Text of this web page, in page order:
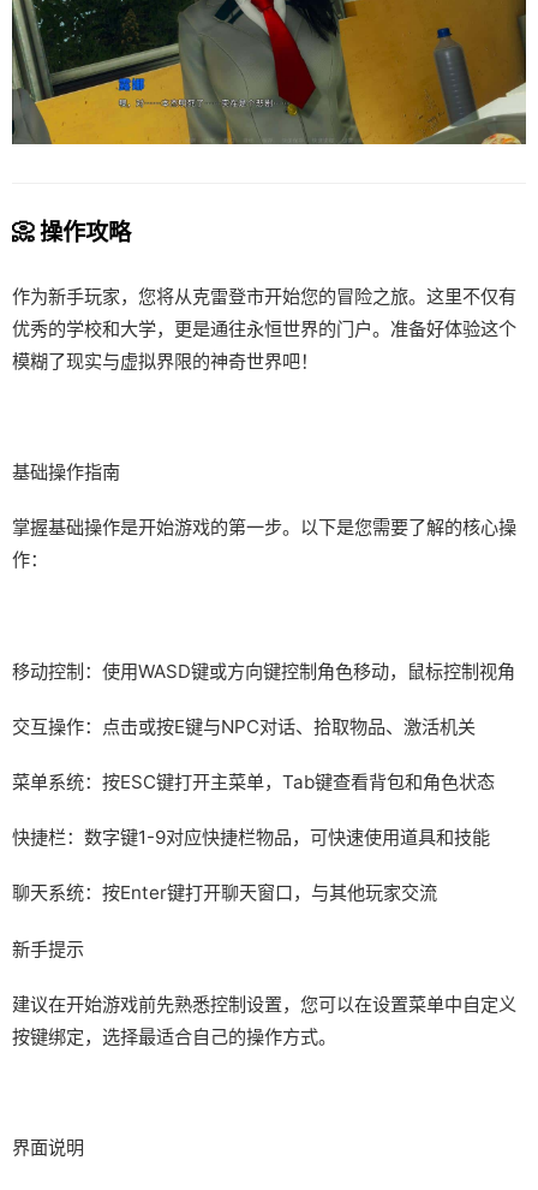
📀 操作攻略
作为新手玩家，您将从克雷登市开始您的冒险之旅。这里不仅有
优秀的学校和大学，更是通往永恒世界的门户。准备好体验这个
模糊了现实与虚拟界限的神奇世界吧！
基础操作指南
掌握基础操作是开始游戏的第一步。以下是您需要了解的核心操
作：
移动控制：使用WASD键或方向键控制角色移动，鼠标控制视角
交互操作：点击或按E键与NPC对话、拾取物品、激活机关
菜单系统：按ESC键打开主菜单，Tab键查看背包和角色状态
快捷栏：数字键1-9对应快捷栏物品，可快速使用道具和技能
聊天系统：按Enter键打开聊天窗口，与其他玩家交流
新手提示
建议在开始游戏前先熟悉控制设置，您可以在设置菜单中自定义
按键绑定，选择最适合自己的操作方式。
界面说明